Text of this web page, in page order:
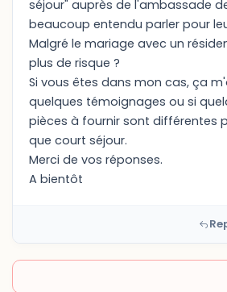
séjour" auprès de l'ambassade
beaucoup entendu parler pour
Malgré le mariage avec un
plus de risque ?
Si vous êtes dans mon cas, ça
quelques témoignages ou si
pièces à fournir sont différentes
que court séjour.
Merci de vos réponses.
A bientôt